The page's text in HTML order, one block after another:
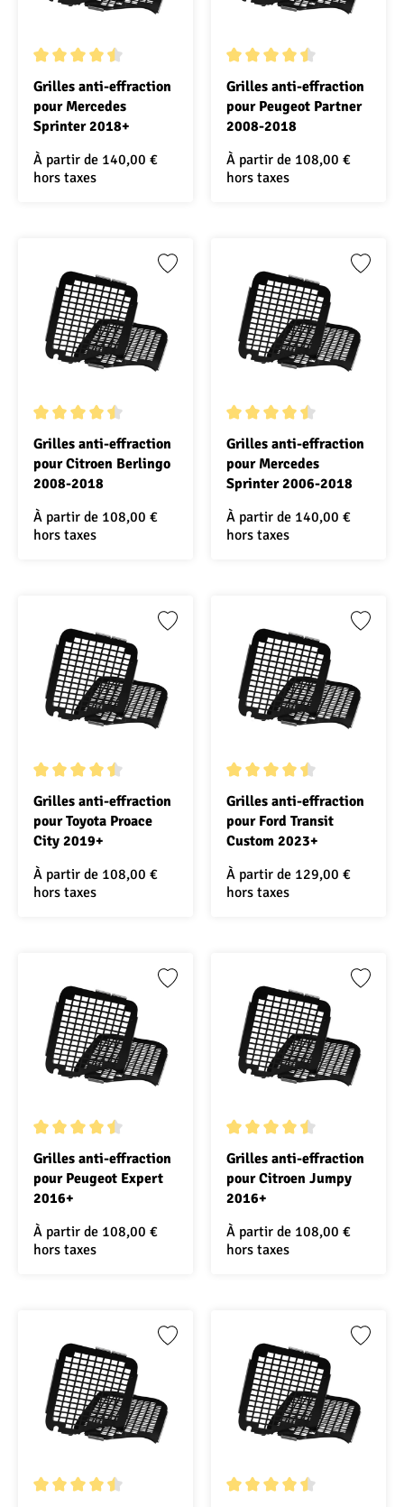
Note moyenne de 4.5 sur 5 étoiles
Grilles anti-effraction
pour Mercedes
Sprinter 2018+
À partir de 140,00 €
hors taxes
Note moyenne de 4.5 sur 5
Grilles anti-effraction
pour Peugeot Partner
2008-2018
À partir de 108,00 €
hors taxes
Note moyenne de 4.5 sur 5 étoiles
Grilles anti-effraction
pour Citroen Berlingo
2008-2018
À partir de 108,00 €
hors taxes
Note moyenne de 4.5 sur 5
Grilles anti-effraction
pour Mercedes
Sprinter 2006-2018
À partir de 140,00 €
hors taxes
Note moyenne de 4.5 sur 5 étoiles
Grilles anti-effraction
pour Toyota Proace
City 2019+
À partir de 108,00 €
hors taxes
Note moyenne de 4.5 sur 5
Grilles anti-effraction
pour Ford Transit
Custom 2023+
À partir de 129,00 €
hors taxes
Note moyenne de 4.5 sur 5 étoiles
Grilles anti-effraction
pour Peugeot Expert
2016+
À partir de 108,00 €
hors taxes
Note moyenne de 4.5 sur 5
Grilles anti-effraction
pour Citroen Jumpy
2016+
À partir de 108,00 €
hors taxes